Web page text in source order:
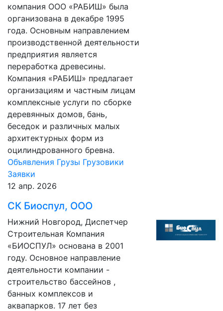
компания ООО «РАБИШ» была
организована в декабре 1995
года. Основным направлением
производственной деятельности
предприятия является
переработка древесины.
Компания «РАБИШ» предлагает
организациям и частным лицам
комплексные услуги по сборке
деревянных домов, бань,
беседок и различных малых
архитектурных форм из
оцилиндрованного бревна.
Объявления Грузы Грузовики
Заявки
12 апр. 2026
СК Биоспул, ООО
Нижний Новгород, Диспетчер
Строительная Компания
«БИОСПУЛ» основана в 2001
году. Основное направление
деятельности компании -
строительство бассейнов ,
банных комплексов и
аквапарков. 17 лет без